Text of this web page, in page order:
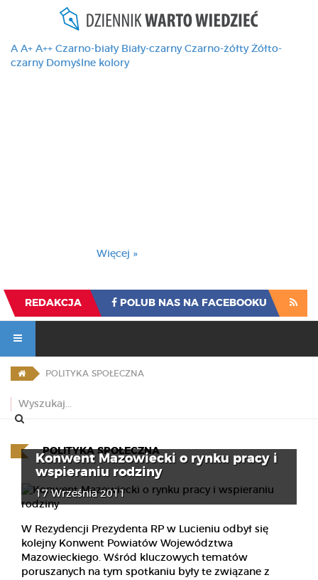
A A+ A++ Czarno-biały Biały-czarny Czarno-żółty Żółto-
czarny Domyślne kolory
Więcej »
REDAKCJA POLUB NAS NA FACEBOOKU
POLITYKA SPOŁECZNA
POLITYKA SPOŁECZNA
Konwent Mazowiecki o rynku pracy i
wspieraniu rodziny
17 Września 2011
W Rezydencji Prezydenta RP w Lucieniu odbył się
kolejny Konwent Powiatów Województwa
Mazowieckiego. Wśród kluczowych tematów
poruszanych na tym spotkaniu były te związane z